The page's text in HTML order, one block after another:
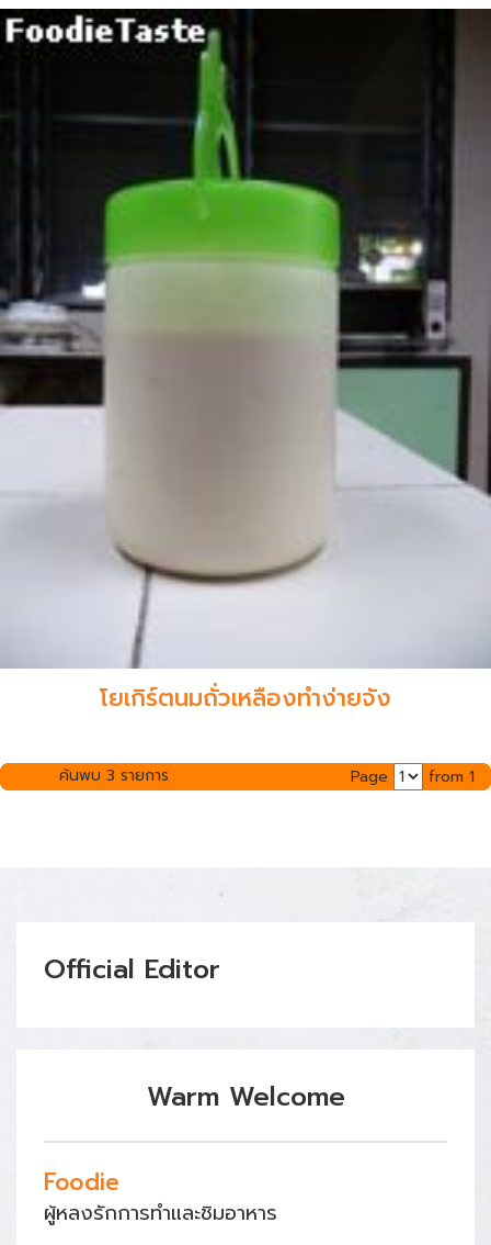
โยเกิร์ตนมถั่วเหลืองทำง่ายจัง
ค้นพบ 3 รายการ Page from 1
Official Editor
Warm Welcome
Foodie
ผู้หลงรักการทำและชิมอาหาร